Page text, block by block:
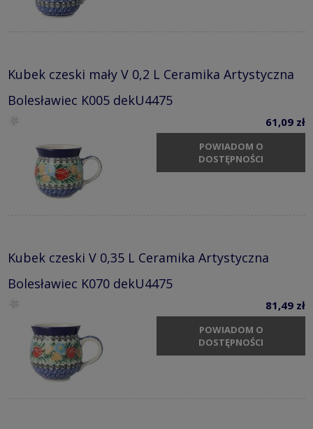
Kubek czeski mały V 0,2 L Ceramika Artystyczna
Bolesławiec K005 dekU4475
61,09 zł
POWIADOM O
DOSTĘPNOŚCI
Kubek czeski V 0,35 L Ceramika Artystyczna
Bolesławiec K070 dekU4475
81,49 zł
POWIADOM O
DOSTĘPNOŚCI